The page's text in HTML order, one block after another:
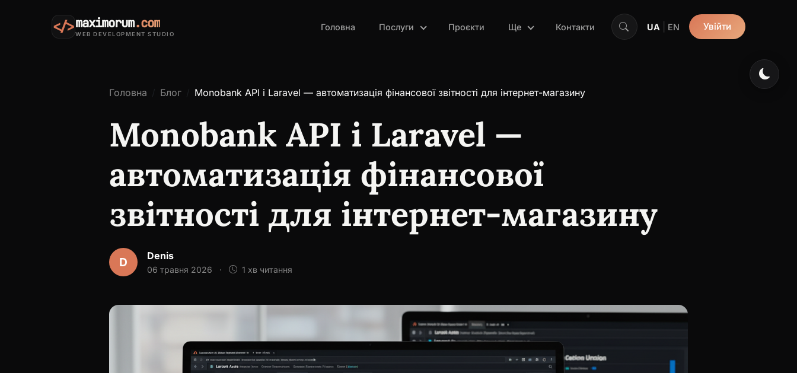
</>maximorum.com
WEB DEVELOPMENT STUDIO
Головна Послуги Проєкти Ще Контакти UA EN Увійти
Головна Блог Monobank API і Laravel — автоматизація фінансової звітності для інтернет-магазину
Monobank API і Laravel —
автоматизація фінансової
звітності для інтернет-магазину
D Denis
06 травня 2026 · 1 хв читання